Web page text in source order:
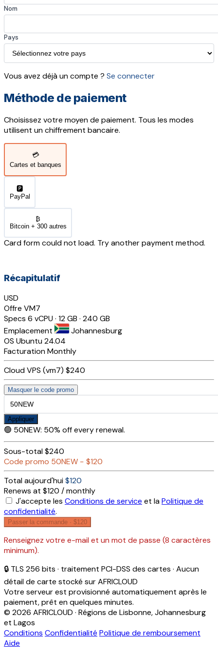
Nom
Pays
Vous avez déjà un compte ? Se connecter
Méthode de paiement
Choisissez votre moyen de paiement. Tous les modes
utilisent un chiffrement bancaire.
💳
Cartes et banques
🅿️
PayPal
₿
Bitcoin + 300 autres
Card form could not load. Try another payment method.
Récapitulatif
USD
Offre VM7
Specs 6 vCPU · 12 GB · 240 GB
Emplacement
Johannesburg
OS Ubuntu 24.04
FacturationMonthly
Cloud VPS (vm7) $240
Masquer le code promo
Appliquer
🟢 50NEW: 50% off every renewal.
Sous-total$240
Code promo 50NEW − $120
Total aujourd'hui$120
Renews at $120 / monthly
J'accepte les Conditions de service et laPolitique de
confidentialité.
Passer la commande · $120
Renseignez votre e-mail et un mot de passe (8 caractères
minimum).
🔒 TLS 256 bits · traitement PCI-DSS des cartes · Aucun
détail de carte stocké sur AFRICLOUD
Votre serveur est provisionné automatiquement après le
paiement, prêt en quelques minutes.
© 2026 AFRICLOUD · Régions de Lisbonne, Johannesburg
et Lagos
Conditions Confidentialité Politique de remboursement
Aide